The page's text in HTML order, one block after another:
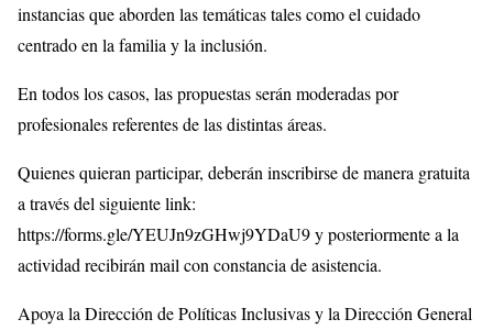
instancias que aborden las temáticas tales como el cuidado
centrado en la familia y la inclusión.
En todos los casos, las propuestas serán moderadas por
profesionales referentes de las distintas áreas.
Quienes quieran participar, deberán inscribirse de manera gratuita
a través del siguiente link:
https://forms.gle/YEUJn9zGHwj9YDaU9 y posteriormente a la
actividad recibirán mail con constancia de asistencia.
Apoya la Dirección de Políticas Inclusivas y la Dirección General